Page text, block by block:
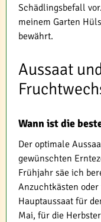
Schädlingsbefall
meinem Garten
bewährt.
Aussaat
Wann ist die
Der optimale
gewünschten
Frühjahr säe ich
Anzuchtkästen oder
Hauptaussaat für
Mai, für die